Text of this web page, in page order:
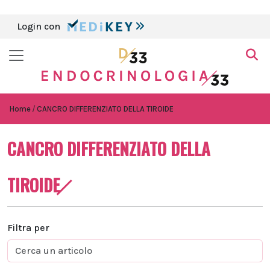
Login con
Home CANCRO DIFFERENZIATO DELLA TIROIDE
CANCRO DIFFERENZIATO DELLA
TIROIDE
Filtra per